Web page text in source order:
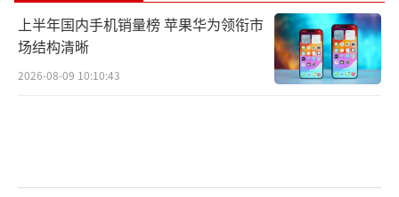
上半年国内手机销量榜 苹果华为领衔市
场结构清晰
2026-08-09 10:10:43